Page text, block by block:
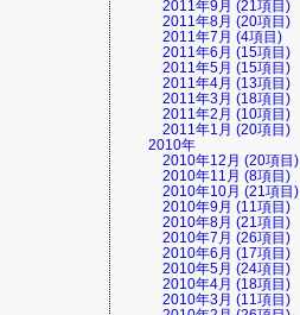
2011年9月 (21項目)
2011年8月 (20項目)
2011年7月 (4項目)
2011年6月 (15項目)
2011年5月 (15項目)
2011年4月 (13項目)
2011年3月 (18項目)
2011年2月 (10項目)
2011年1月 (20項目)
2010年
2010年12月 (20項目)
2010年11月 (8項目)
2010年10月 (21項目)
2010年9月 (11項目)
2010年8月 (21項目)
2010年7月 (26項目)
2010年6月 (17項目)
2010年5月 (24項目)
2010年4月 (18項目)
2010年3月 (11項目)